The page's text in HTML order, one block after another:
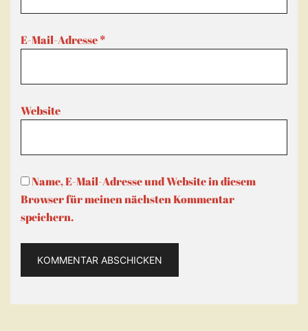
E-Mail-Adresse*
Website
Name, E-Mail-Adresse und Website in diesem
Browser für meinen nächsten Kommentar
speichern.